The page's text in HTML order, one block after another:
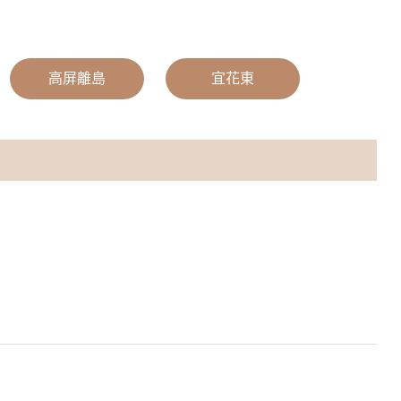
高屏離島 宜花東